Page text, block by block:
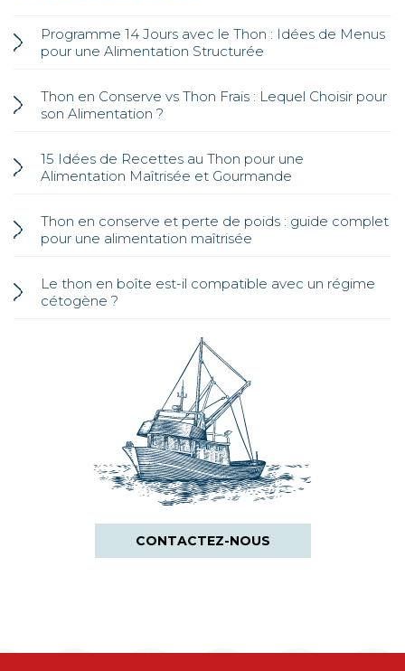
Programme 14 Jours avec le Thon : Idées de Menus
pour une Alimentation Structurée
Thon en Conserve vs Thon Frais : Lequel Choisir pour
son Alimentation ?
15 Idées de Recettes au Thon pour une
Alimentation Maîtrisée et Gourmande
Thon en conserve et perte de poids : guide complet
pour une alimentation maîtrisée
Le thon en boîte est-il compatible avec un régime
cétogène ?
CONTACTEZ-NOUS